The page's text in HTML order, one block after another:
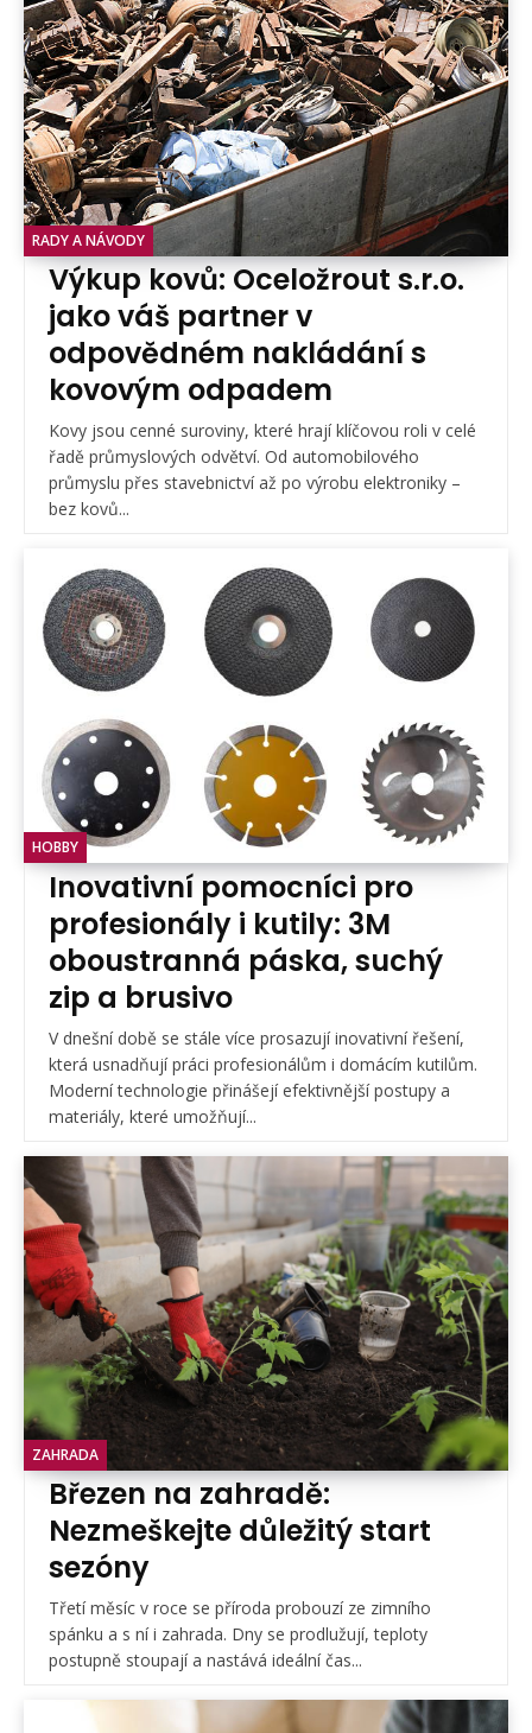
RADY A NÁVODY
Výkup kovů: Oceložrout s.r.o.
jako váš partner v
odpovědném nakládání s
kovovým odpadem
Kovy jsou cenné suroviny, které hrají klíčovou roli v celé
řadě průmyslových odvětví. Od automobilového
průmyslu přes stavebnictví až po výrobu elektroniky –
bez kovů...
HOBBY
Inovativní pomocníci pro
profesionály i kutily: 3M
oboustranná páska, suchý
zip a brusivo
V dnešní době se stále více prosazují inovativní řešení,
která usnadňují práci profesionálům i domácím kutilům.
Moderní technologie přinášejí efektivnější postupy a
materiály, které umožňují...
ZAHRADA
Březen na zahradě:
Nezmeškejte důležitý start
sezóny
Třetí měsíc v roce se příroda probouzí ze zimního
spánku a s ní i zahrada. Dny se prodlužují, teploty
postupně stoupají a nastává ideální čas...